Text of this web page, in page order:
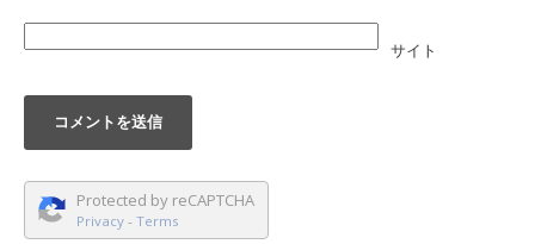
サイト
Protected by reCAPTCHA
Privacy - Terms